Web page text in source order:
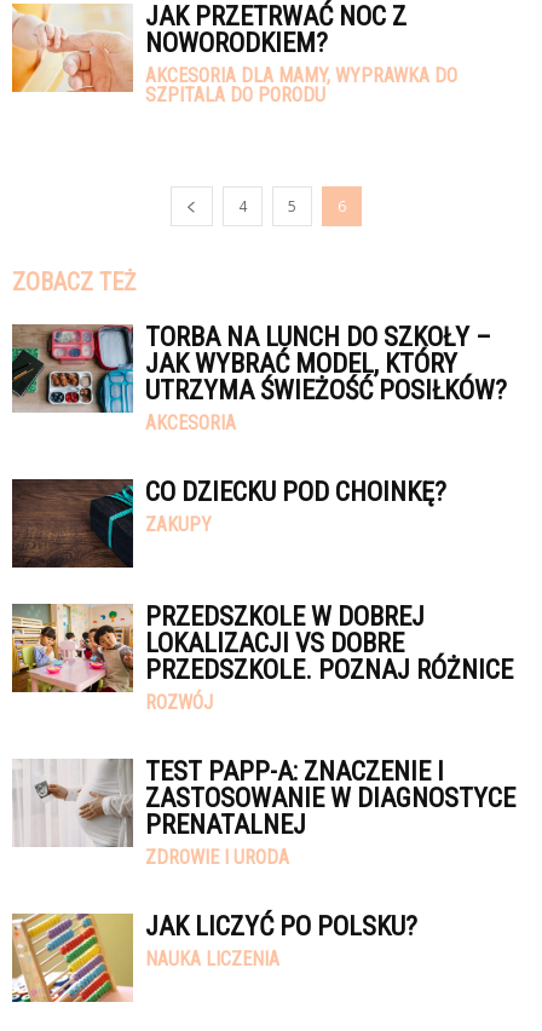
JAK PRZETRWAĆ NOC Z
NOWORODKIEM?
AKCESORIA DLA MAMY, WYPRAWKA DO
SZPITALA DO PORODU
4 5 6
ZOBACZ TEŻ
TORBA NA LUNCH DO SZKOŁY –
JAK WYBRAĆ MODEL, KTÓRY
UTRZYMA ŚWIEŻOŚĆ POSIŁKÓW?
AKCESORIA
CO DZIECKU POD CHOINKĘ?
ZAKUPY
PRZEDSZKOLE W DOBREJ
LOKALIZACJI VS DOBRE
PRZEDSZKOLE. POZNAJ RÓŻNICE
ROZWÓJ
TEST PAPP-A: ZNACZENIE I
ZASTOSOWANIE W DIAGNOSTYCE
PRENATALNEJ
ZDROWIE I URODA
JAK LICZYĆ PO POLSKU?
NAUKA LICZENIA